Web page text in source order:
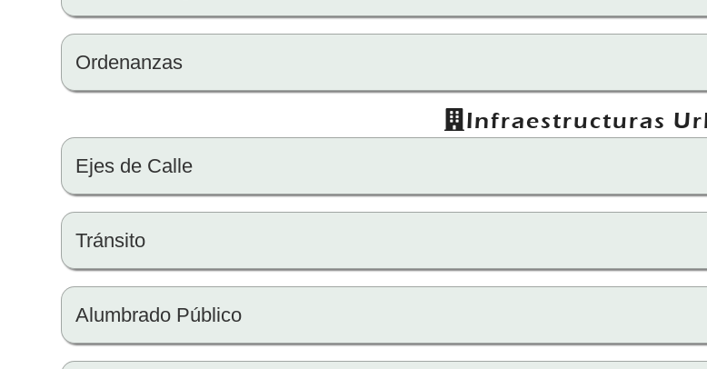
Ordenanzas
Infraestructuras
Ejes de Calle
Tránsito
Alumbrado Público